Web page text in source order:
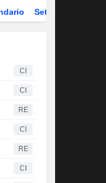
Settore
CI
CI
RE
CI
RE
CI